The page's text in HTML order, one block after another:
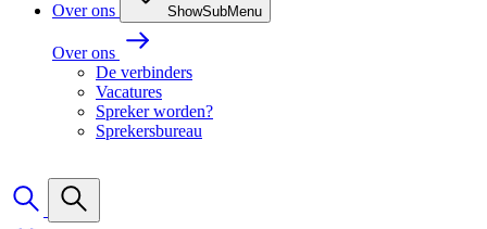
Over ons ShowSubMenu
Over ons
De verbinders
Vacatures
Spreker worden?
Sprekersbureau